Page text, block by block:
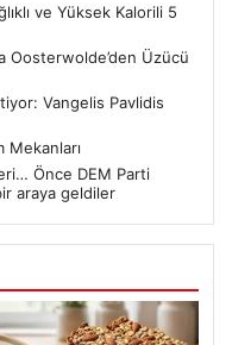
ve Yüksek Kalorili 5
Oosterwolde’den Üzücü
Vangelis Pavlidis
Mekanları
Önce DEM Parti
araya geldiler